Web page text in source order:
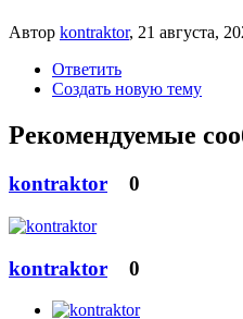
Автор kontraktor, 21 августа,
Ответить
Создать новую тему
Рекомендуемые
kontraktor 0
kontraktor 0